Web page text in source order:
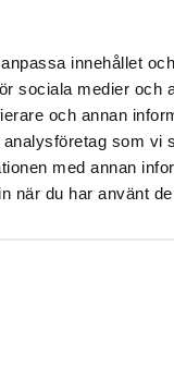
innehållet
sociala medier och
och annan
som vi
med annan
när du har använt
utanför Sverige.